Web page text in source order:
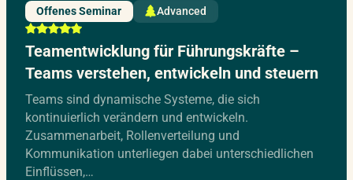
Offenes Seminar Advanced
Teamentwicklung für Führungskräfte –
Teams verstehen, entwickeln und steuern
Teams sind dynamische Systeme, die sich
kontinuierlich verändern und entwickeln.
Zusammenarbeit, Rollenverteilung und
Kommunikation unterliegen dabei unterschiedlichen
Einflüssen,…